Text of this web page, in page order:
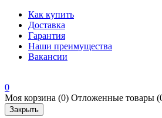
Как купить
Доставка
Гарантия
Наши преимущества
Вакансии
0
Моя корзина (0) Отложенные товары
Закрыть